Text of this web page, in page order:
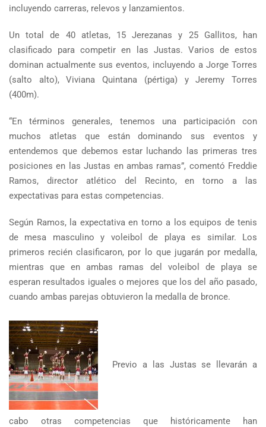
incluyendo carreras, relevos y lanzamientos.
Un total de 40 atletas, 15 Jerezanas y 25 Gallitos, han
clasificado para competir en las Justas. Varios de estos
dominan actualmente sus eventos, incluyendo a Jorge Torres
(salto alto), Viviana Quintana (pértiga) y Jeremy Torres
(400m).
“En términos generales, tenemos una participación con
muchos atletas que están dominando sus eventos y
entendemos que debemos estar luchando las primeras tres
posiciones en las Justas en ambas ramas”, comentó Freddie
Ramos, director atlético del Recinto, en torno a las
expectativas para estas competencias.
Según Ramos, la expectativa en torno a los equipos de tenis
de mesa masculino y voleibol de playa es similar. Los
primeros recién clasificaron, por lo que jugarán por medalla,
mientras que en ambas ramas del voleibol de playa se
esperan resultados iguales o mejores que los del año pasado,
cuando ambas parejas obtuvieron la medalla de bronce.
Previo a las Justas se llevarán a
cabo otras competencias que históricamente han